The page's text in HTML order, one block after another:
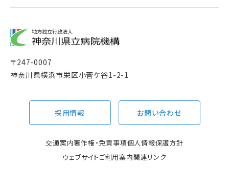
〒247-0007
神奈川県横浜市栄区小菅ケ谷1-2-1
採用情報 お問い合わせ
交通案内著作権・免責事項個人情報保護方針
ウェブサイトご利用案内関連リンク